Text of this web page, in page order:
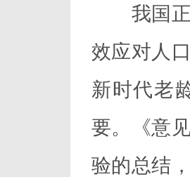
我国正
效应对人
新时代老
要。《意
验的总结